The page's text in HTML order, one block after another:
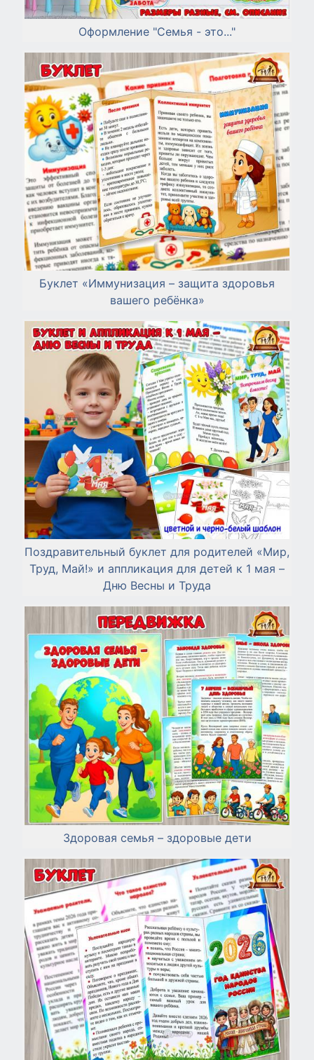
Оформление "Семья - это..."
Буклет «Иммунизация – защита здоровья
вашего ребёнка»
Поздравительный буклет для родителей «Мир,
Труд, Май!» и аппликация для детей к 1 мая –
Дню Весны и Труда
Здоровая семья – здоровые дети